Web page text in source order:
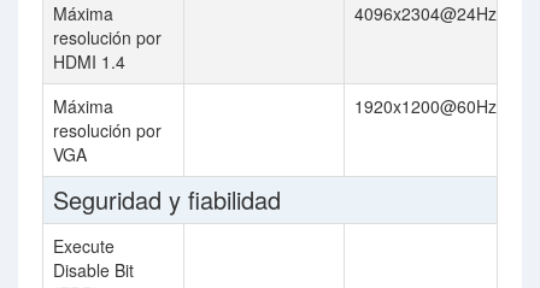
Máxima
resolución por
HDMI 1.4
4096x2304@24Hz
Máxima
resolución por
VGA
1920x1200@60Hz
Seguridad y fiabilidad
Execute
Disable Bit